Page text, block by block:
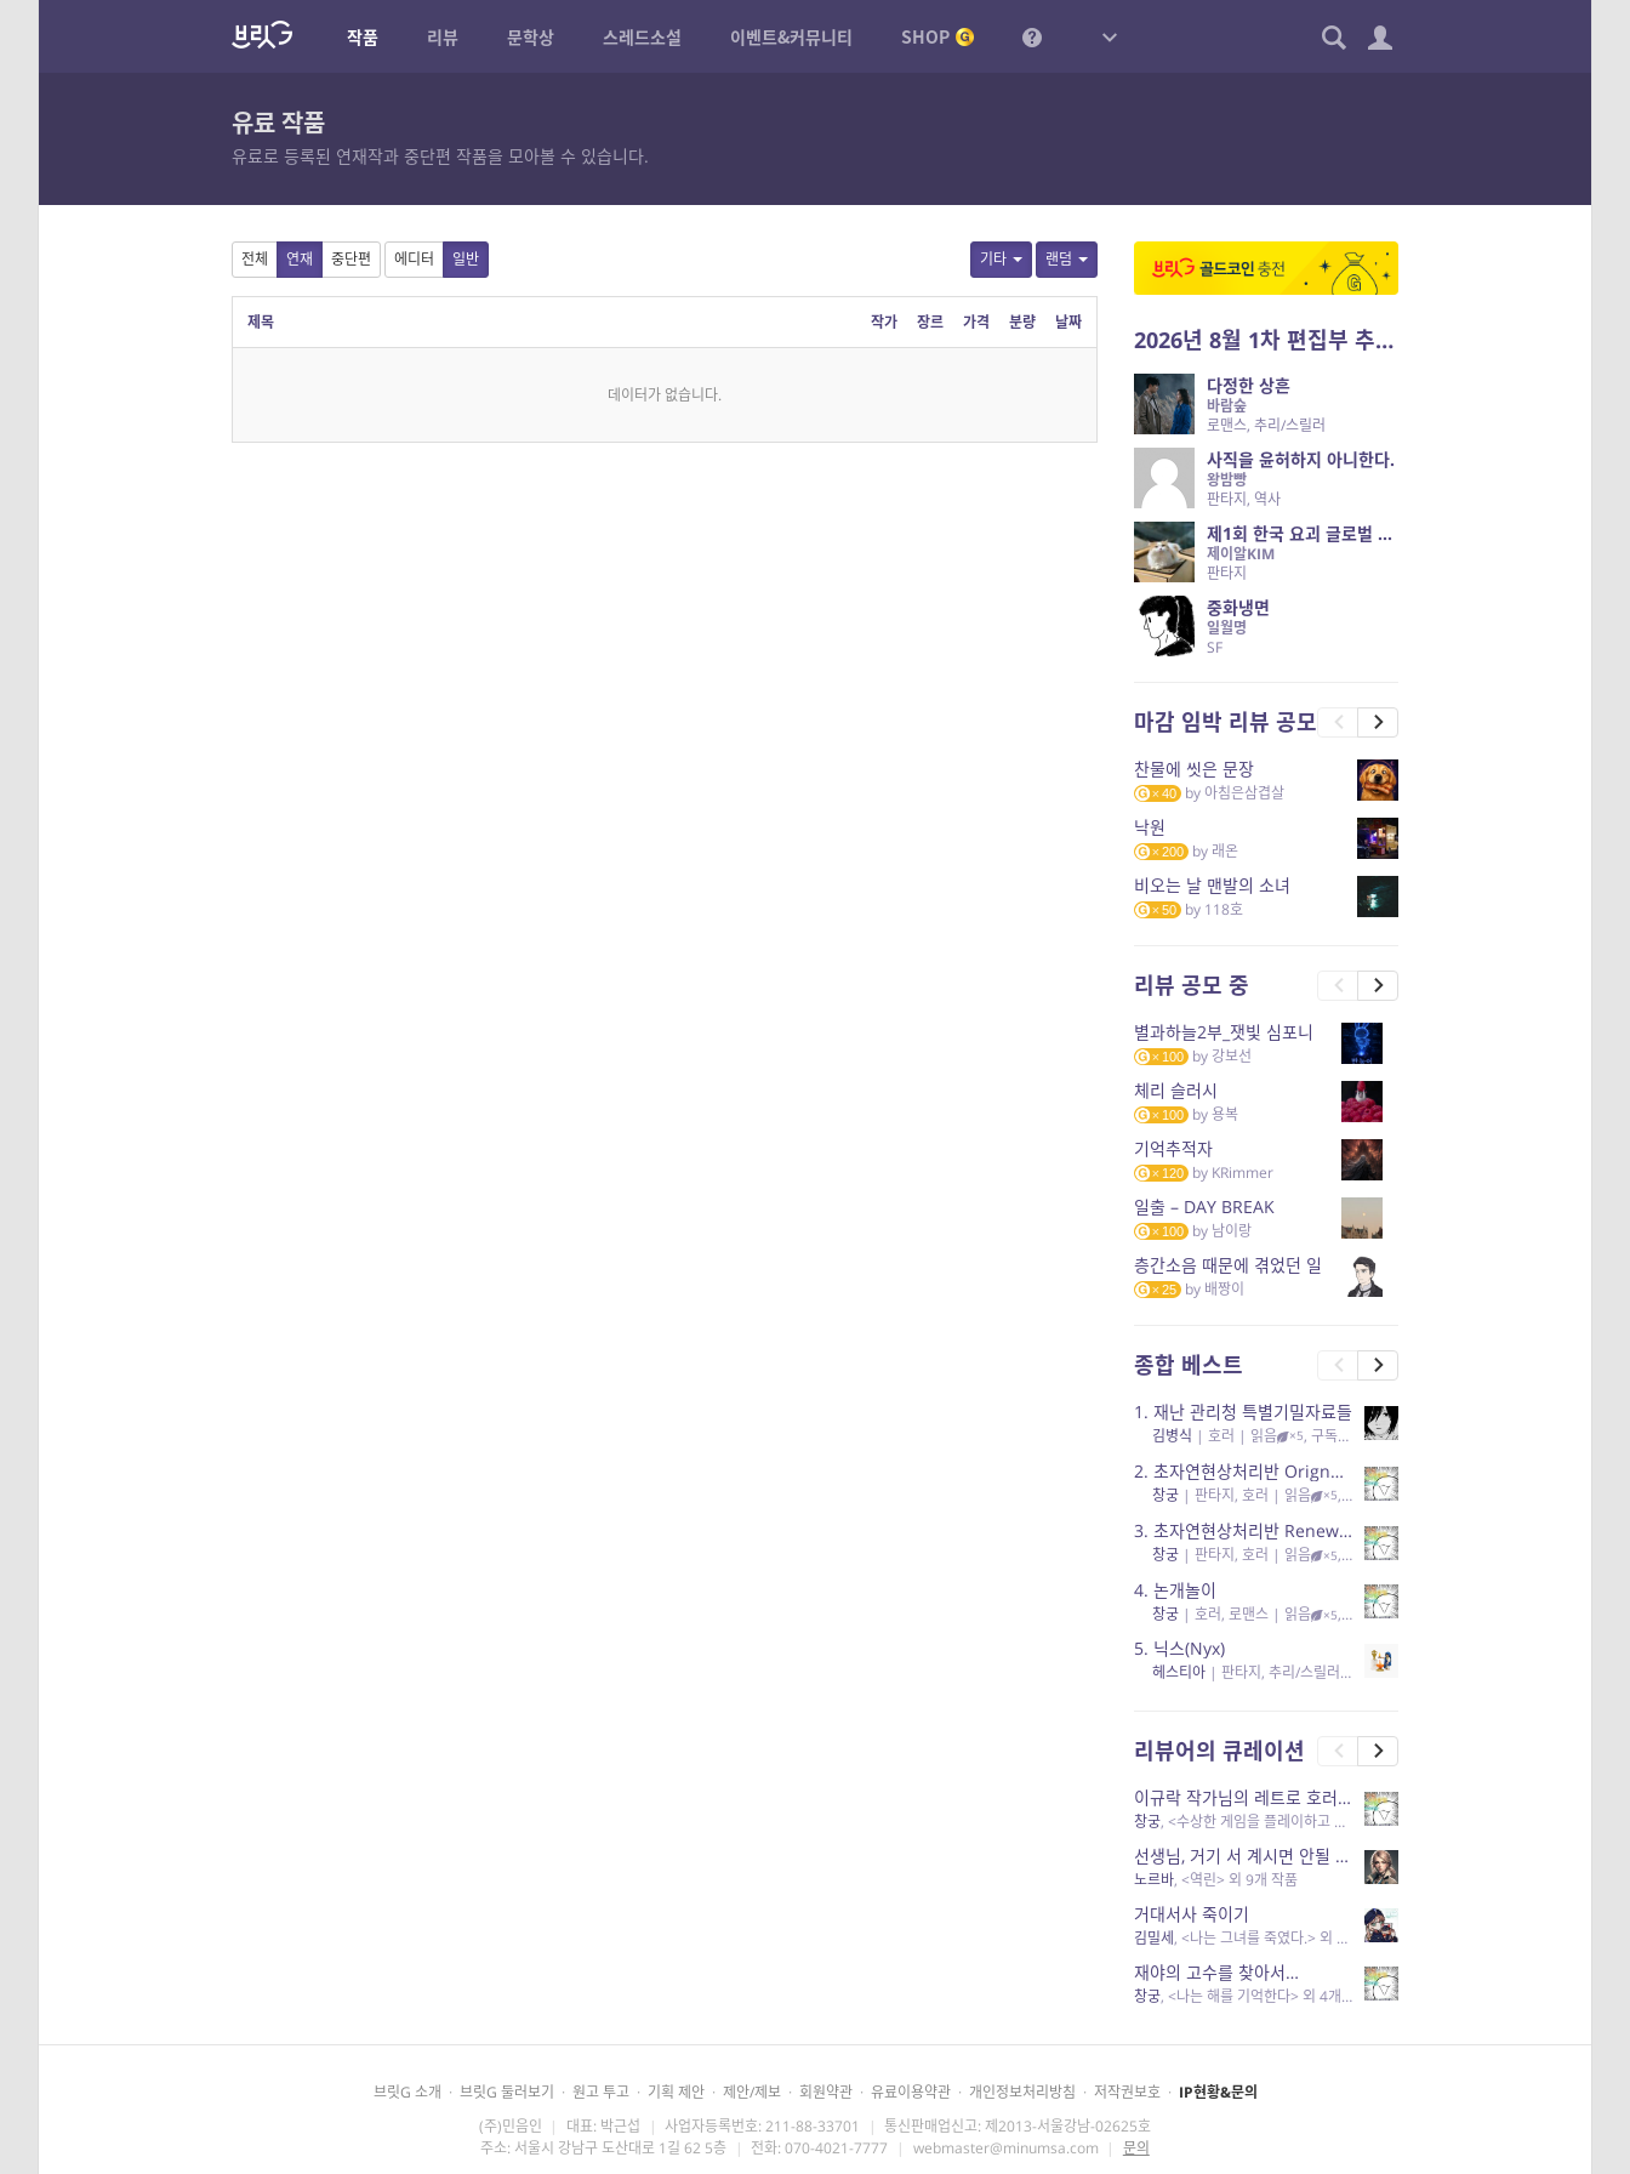
작품 리뷰 문학상 스레드소설 이벤트&커뮤니티 SHOP
유료 작품
유료로 등록된 연재작과 중단편 작품을 모아볼 수 있습니다.
기타 랜덤
전체 연재 중단편 에디터 일반
제목 작가 장르 가격 분량 날짜
데이터가 없습니다.
2026년 8월 1차 편집부 추천작
다정한 상흔
바람숲
로맨스, 추리/스릴러
사직을 윤허하지 아니한다.
왕밤빵
판타지, 역사
제1회 한국 요괴 글로벌 진출 공개 오디션 시즌 2 — 나는 요괴다
제이알KIM
판타지
중화냉면
일월명
SF
마감 임박 리뷰 공모
찬물에 씻은 문장
40 by 아침은삼겹살
낙원
200 by 래온
비오는 날 맨발의 소녀
50 by 118호
리뷰 공모 중
별과하늘2부_잿빛 심포니
100 by 강보선
체리 슬러시
100 by용복
기억추적자
120 by KRimmer
일출 – DAY BREAK
100 by 남이랑
층간소음 때문에 겪었던 일
25 by 배짱이
종합 베스트
1. 재난 관리청 특별기밀자료들
김병식 | 호러 | 읽음 ×5, 구독 , 응원95, 리뷰3
2. 초자연현상처리반 Orignal + True Ending
창궁 | 판타지, 호러 | 읽음 ×5, 구독 , 응원6
3. 초자연현상처리반 Renewal
창궁 | 판타지, 호러 | 읽음 ×5, 구독 , 응원82, 리뷰4
4. 논개놀이
창궁 | 호러, 로맨스 | 읽음 ×5, 공감11, 응원25
5. 닉스(Nyx)
헤스티아 | 판타지, 추리/스릴러| 읽음
리뷰어의 큐레이션
이규락 작가님의 레트로 호러 리뷰
창궁, <수상한 게임을 플레이하고 있어> 외 3개 작품
선생님, 거기 서 계시면 안될 것 같은데요-역할 클리셰를 비튼 작품들
노르바, <역린> 외 9개 작품
거대서사 죽이기
김밀세, <나는 그녀를 죽였다.> 외 1개 작품
재야의 고수를 찾아서…
창궁, <나는 해를 기억한다> 외 4개 작품
브릿G 소개 · 브릿G 둘러보기 · 원고 투고 · 기획 제안 · 제안/제보 · 회원약관 · 유료이용약관 · 개인정보처리방침 · 저작권보호 · IP현황&문의
(주)민음인 | 대표: 박근섭 | 사업자등록번호: 211-88-33701 | 통신판매업신고: 제2013-서울강남-02625호
주소: 서울시 강남구 도산대로 1길 62 5층 | 전화: 070-4021-7777 | webmaster@minumsa.com | 문의